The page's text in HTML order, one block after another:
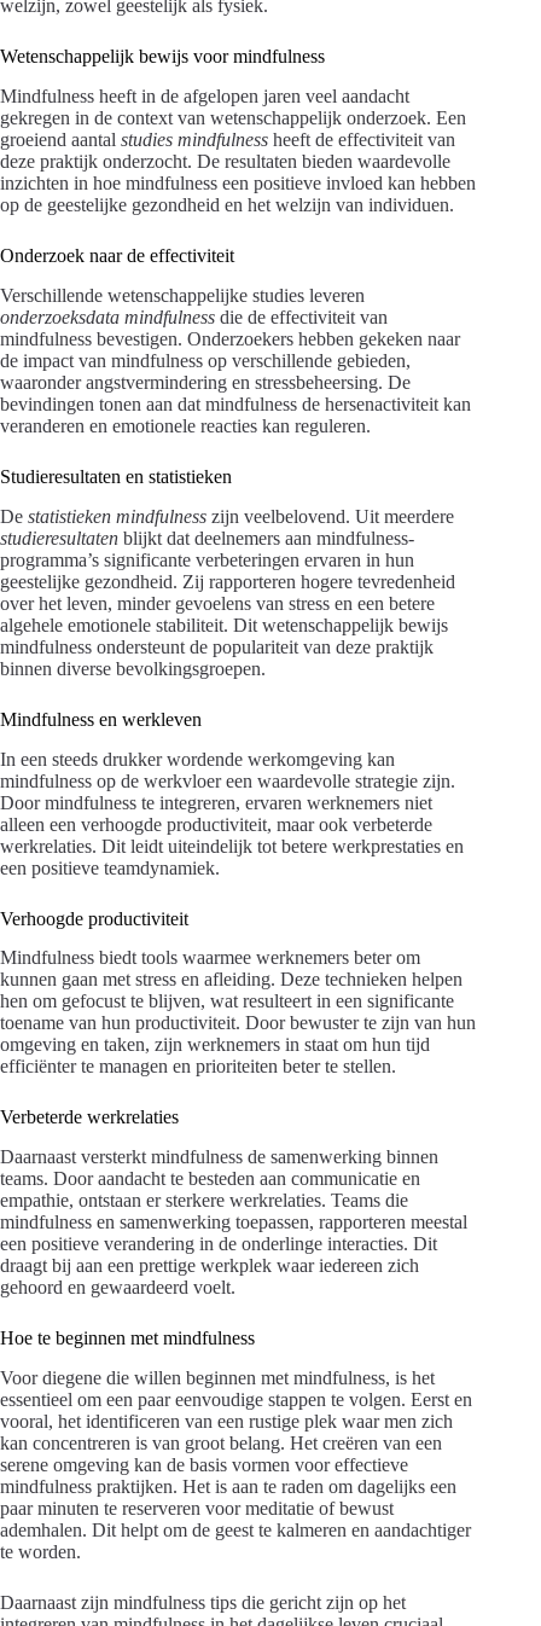
welzijn, zowel geestelijk als fysiek.
Wetenschappelijk bewijs voor mindfulness
Mindfulness heeft in de afgelopen jaren veel aandacht
gekregen in de context van wetenschappelijk onderzoek. Een
groeiend aantal studies mindfulness heeft de effectiviteit van
deze praktijk onderzocht. De resultaten bieden waardevolle
inzichten in hoe mindfulness een positieve invloed kan hebben
op de geestelijke gezondheid en het welzijn van individuen.
Onderzoek naar de effectiviteit
Verschillende wetenschappelijke studies leveren
onderzoeksdata mindfulness die de effectiviteit van
mindfulness bevestigen. Onderzoekers hebben gekeken naar
de impact van mindfulness op verschillende gebieden,
waaronder angstvermindering en stressbeheersing. De
bevindingen tonen aan dat mindfulness de hersenactiviteit kan
veranderen en emotionele reacties kan reguleren.
Studieresultaten en statistieken
De statistieken mindfulness zijn veelbelovend. Uit meerdere
studieresultaten blijkt dat deelnemers aan mindfulness-
programma’s significante verbeteringen ervaren in hun
geestelijke gezondheid. Zij rapporteren hogere tevredenheid
over het leven, minder gevoelens van stress en een betere
algehele emotionele stabiliteit. Dit wetenschappelijk bewijs
mindfulness ondersteunt de populariteit van deze praktijk
binnen diverse bevolkingsgroepen.
Mindfulness en werkleven
In een steeds drukker wordende werkomgeving kan
mindfulness op de werkvloer een waardevolle strategie zijn.
Door mindfulness te integreren, ervaren werknemers niet
alleen een verhoogde productiviteit, maar ook verbeterde
werkrelaties. Dit leidt uiteindelijk tot betere werkprestaties en
een positieve teamdynamiek.
Verhoogde productiviteit
Mindfulness biedt tools waarmee werknemers beter om
kunnen gaan met stress en afleiding. Deze technieken helpen
hen om gefocust te blijven, wat resulteert in een significante
toename van hun productiviteit. Door bewuster te zijn van hun
omgeving en taken, zijn werknemers in staat om hun tijd
efficiënter te managen en prioriteiten beter te stellen.
Verbeterde werkrelaties
Daarnaast versterkt mindfulness de samenwerking binnen
teams. Door aandacht te besteden aan communicatie en
empathie, ontstaan er sterkere werkrelaties. Teams die
mindfulness en samenwerking toepassen, rapporteren meestal
een positieve verandering in de onderlinge interacties. Dit
draagt bij aan een prettige werkplek waar iedereen zich
gehoord en gewaardeerd voelt.
Hoe te beginnen met mindfulness
Voor diegene die willen beginnen met mindfulness, is het
essentieel om een paar eenvoudige stappen te volgen. Eerst en
vooral, het identificeren van een rustige plek waar men zich
kan concentreren is van groot belang. Het creëren van een
serene omgeving kan de basis vormen voor effectieve
mindfulness praktijken. Het is aan te raden om dagelijks een
paar minuten te reserveren voor meditatie of bewust
ademhalen. Dit helpt om de geest te kalmeren en aandachtiger
te worden.
Daarnaast zijn mindfulness tips die gericht zijn op het